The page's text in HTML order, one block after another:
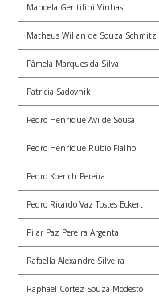
Manoela Gentilini Vinhas
Matheus Wilian de Souza Schmitz
Pâmela Marques da Silva
Patricia Sadovnik
Pedro Henrique Avi de Sousa
Pedro Henrique Rubio Fialho
Pedro Koerich Pereira
Pedro Ricardo Vaz Tostes Eckert
Pilar Paz Pereira Argenta
Rafaella Alexandre Silveira
Raphael Cortez Souza Modesto